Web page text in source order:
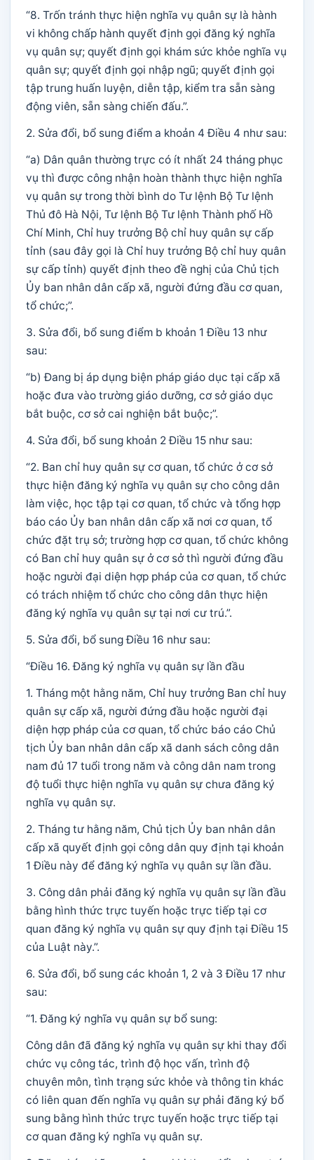
“8. Trốn tránh thực hiện nghĩa vụ quân sự là hành
vi không chấp hành quyết định gọi đăng ký nghĩa
vụ quân sự; quyết định gọi khám sức khỏe nghĩa vụ
quân sự; quyết định gọi nhập ngũ; quyết định gọi
tập trung huấn luyện, diễn tập, kiểm tra sẵn sàng
động viên, sẵn sàng chiến đấu.”.
2. Sửa đổi, bổ sung điểm a khoản 4 Điều 4 như sau:
“a) Dân quân thường trực có ít nhất 24 tháng phục
vụ thì được công nhận hoàn thành thực hiện nghĩa
vụ quân sự trong thời bình do Tư lệnh Bộ Tư lệnh
Thủ đô Hà Nội, Tư lệnh Bộ Tư lệnh Thành phố Hồ
Chí Minh, Chỉ huy trưởng Bộ chỉ huy quân sự cấp
tỉnh (sau đây gọi là Chỉ huy trưởng Bộ chỉ huy quân
sự cấp tỉnh) quyết định theo đề nghị của Chủ tịch
Ủy ban nhân dân cấp xã, người đứng đầu cơ quan,
tổ chức;”.
3. Sửa đổi, bổ sung điểm b khoản 1 Điều 13 như
sau:
“b) Đang bị áp dụng biện pháp giáo dục tại cấp xã
hoặc đưa vào trường giáo dưỡng, cơ sở giáo dục
bắt buộc, cơ sở cai nghiện bắt buộc;”.
4. Sửa đổi, bổ sung khoản 2 Điều 15 như sau:
“2. Ban chỉ huy quân sự cơ quan, tổ chức ở cơ sở
thực hiện đăng ký nghĩa vụ quân sự cho công dân
làm việc, học tập tại cơ quan, tổ chức và tổng hợp
báo cáo Ủy ban nhân dân cấp xã nơi cơ quan, tổ
chức đặt trụ sở; trường hợp cơ quan, tổ chức không
có Ban chỉ huy quân sự ở cơ sở thì người đứng đầu
hoặc người đại diện hợp pháp của cơ quan, tổ chức
có trách nhiệm tổ chức cho công dân thực hiện
đăng ký nghĩa vụ quân sự tại nơi cư trú.”.
5. Sửa đổi, bổ sung Điều 16 như sau:
“Điều 16. Đăng ký nghĩa vụ quân sự lần đầu
1. Tháng một hằng năm, Chỉ huy trưởng Ban chỉ huy
quân sự cấp xã, người đứng đầu hoặc người đại
diện hợp pháp của cơ quan, tổ chức báo cáo Chủ
tịch Ủy ban nhân dân cấp xã danh sách công dân
nam đủ 17 tuổi trong năm và công dân nam trong
độ tuổi thực hiện nghĩa vụ quân sự chưa đăng ký
nghĩa vụ quân sự.
2. Tháng tư hằng năm, Chủ tịch Ủy ban nhân dân
cấp xã quyết định gọi công dân quy định tại khoản
1 Điều này để đăng ký nghĩa vụ quân sự lần đầu.
3. Công dân phải đăng ký nghĩa vụ quân sự lần đầu
bằng hình thức trực tuyến hoặc trực tiếp tại cơ
quan đăng ký nghĩa vụ quân sự quy định tại Điều 15
của Luật này.”.
6. Sửa đổi, bổ sung các khoản 1, 2 và 3 Điều 17 như
sau:
“1. Đăng ký nghĩa vụ quân sự bổ sung:
Công dân đã đăng ký nghĩa vụ quân sự khi thay đổi
chức vụ công tác, trình độ học vấn, trình độ
chuyên môn, tình trạng sức khỏe và thông tin khác
có liên quan đến nghĩa vụ quân sự phải đăng ký bổ
sung bằng hình thức trực tuyến hoặc trực tiếp tại
cơ quan đăng ký nghĩa vụ quân sự.